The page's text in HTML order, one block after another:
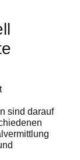
sind darauf